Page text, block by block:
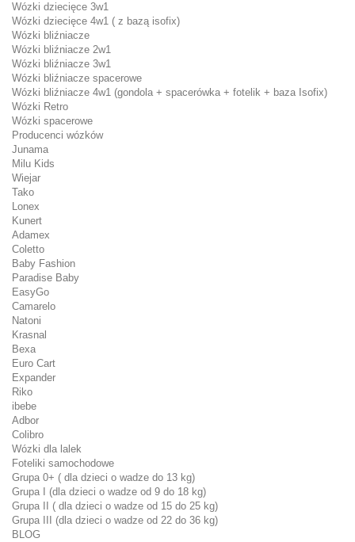
Wózki dziecięce 3w1
Wózki dziecięce 4w1 ( z bazą isofix)
Wózki bliźniacze
Wózki bliźniacze 2w1
Wózki bliźniacze 3w1
Wózki bliźniacze spacerowe
Wózki bliźniacze 4w1 (gondola + spacerówka + fotelik + baza Isofix)
Wózki Retro
Wózki spacerowe
Producenci wózków
Junama
Milu Kids
Wiejar
Tako
Lonex
Kunert
Adamex
Coletto
Baby Fashion
Paradise Baby
EasyGo
Camarelo
Natoni
Krasnal
Bexa
Euro Cart
Expander
Riko
ibebe
Adbor
Colibro
Wózki dla lalek
Foteliki samochodowe
Grupa 0+ ( dla dzieci o wadze do 13 kg)
Grupa I (dla dzieci o wadze od 9 do 18 kg)
Grupa II ( dla dzieci o wadze od 15 do 25 kg)
Grupa III (dla dzieci o wadze od 22 do 36 kg)
BLOG